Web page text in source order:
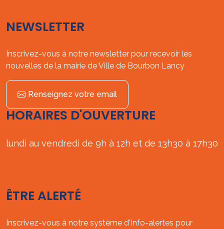
NEWSLETTER
Inscrivez-vous à notre newsletter pour recevoir les
nouvelles de la mairie de Ville de Bourbon Lancy
Renseignez votre email
HORAIRES D'OUVERTURE
lundi au vendredi de 9h à 12h et de 13h30 à 17h30
ÊTRE ALERTÉ
Inscrivez-vous à notre système d'Info-alertes pour